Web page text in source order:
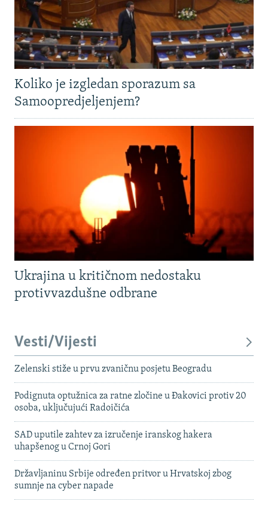
Koliko je izgledan sporazum sa
Samoopredjeljenjem?
Ukrajina u kritičnom nedostaku
protivvazdušne odbrane
Vesti/Vijesti
Zelenski stiže u prvu zvaničnu posjetu Beogradu
Podignuta optužnica za ratne zločine u Đakovici protiv 20
osoba, uključujući Radoičića
SAD uputile zahtev za izručenje iranskog hakera
uhapšenog u Crnoj Gori
Državljaninu Srbije određen pritvor u Hrvatskoj zbog
sumnje na cyber napade